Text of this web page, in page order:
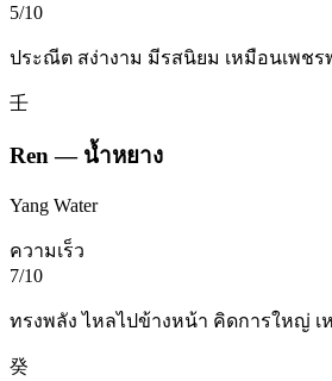
5/10
ประณีต สง่างาม มีรสนิยม เหมือนเพชร
壬
Ren— น้ำหยาง
Yang Water
ความเร็ว
7/10
ทรงพลัง ไหลไปข้างหน้า คิดการใหญ่
癸